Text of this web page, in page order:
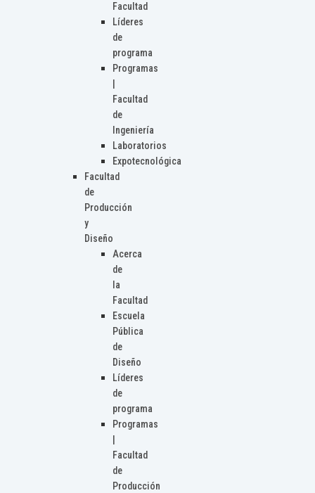
Facultad
Líderes
de
programa
Programas
Facultad
de
Ingeniería
Laboratorios
Expotecnológica
Facultad
de
Producción
y
Diseño
Acerca
de
la
Facultad
Escuela
Pública
de
Diseño
Líderes
de
programa
Programas
Facultad
de
Producción